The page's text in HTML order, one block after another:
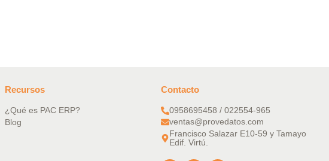
Recursos
¿Qué es PAC ERP?
Blog
Contacto
0958695458 / 022554-965
ventas@provedatos.com
Francisco Salazar E10-59 y Tamayo
Edif. Virtú.